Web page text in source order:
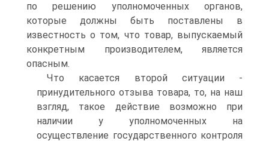
по решению уполномоченных органов,
которые должны быть поставлены в
известность о том, что товар, выпускаемый
конкретным производителем, является
опасным.
Что касается второй ситуации -
принудительного отзыва товара, то, на наш
взгляд, такое действие возможно при
наличии у уполномоченных на
осуществление государственного контроля